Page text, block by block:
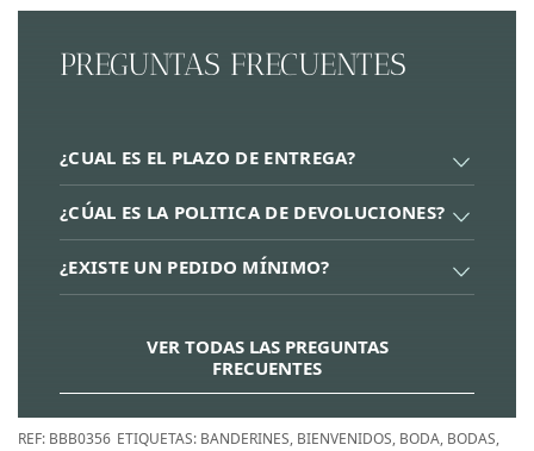
PREGUNTAS FRECUENTES
¿CUAL ES EL PLAZO DE ENTREGA?
¿CÚAL ES LA POLITICA DE DEVOLUCIONES?
¿EXISTE UN PEDIDO MÍNIMO?
VER TODAS LAS PREGUNTAS
FRECUENTES
REF: BBB0356 ETIQUETAS: BANDERINES, BIENVENIDOS, BODA, BODAS,